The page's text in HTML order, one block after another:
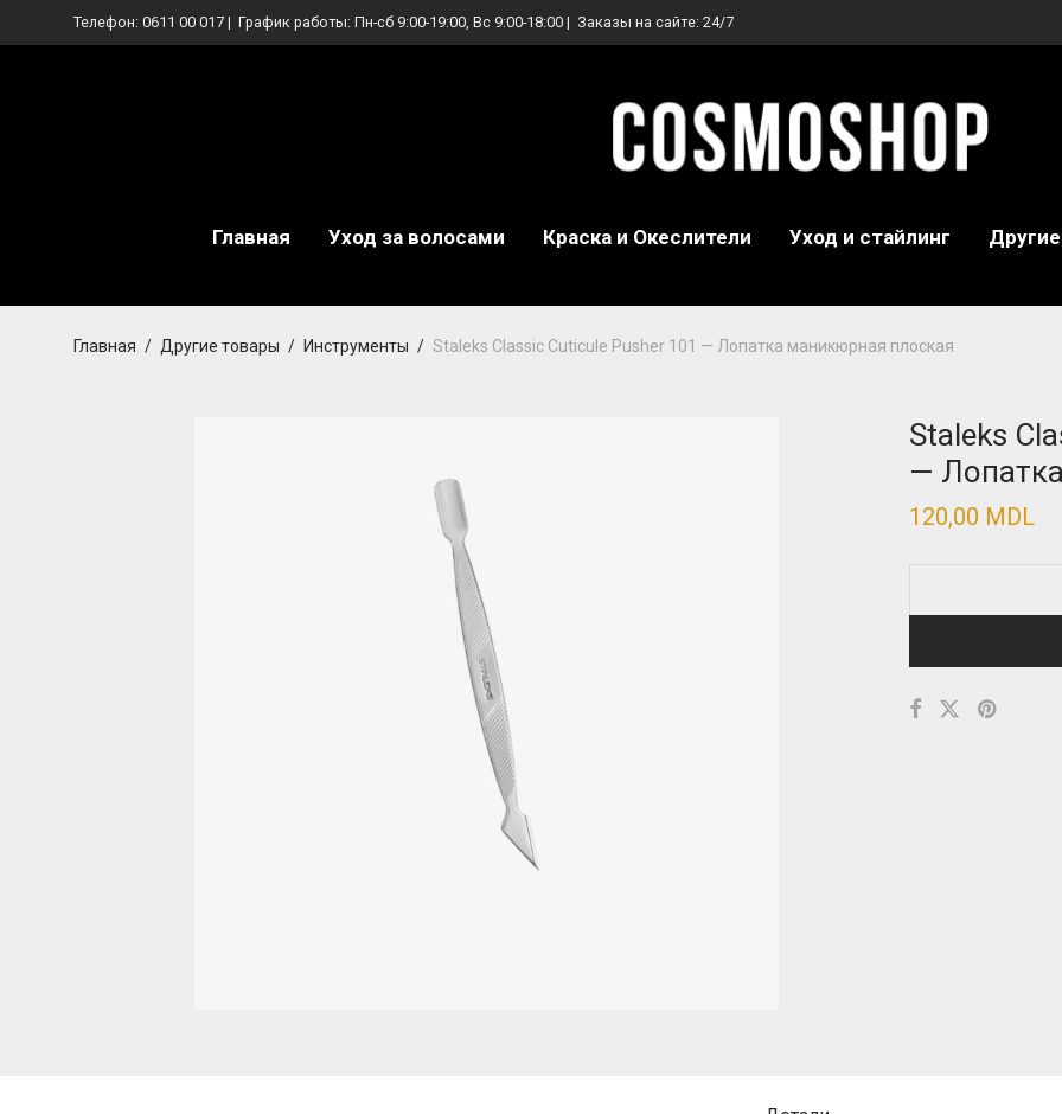
Телефон: 0611 00 017 | График работы: Пн-сб 9:00-19:00, Вс 9:00-18:00 | Заказы на сайте: 24/7
Главная Уход за волосами Краска и Океслители Уход и стайлинг
Главная / Другие товары / Инструменты / Staleks Classic Cuticule Pusher 101 — Лопатка маникюрная плоская
Staleks
—
120,00 MDL